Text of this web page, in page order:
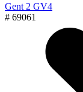
Gent 2 GV4
# 69061